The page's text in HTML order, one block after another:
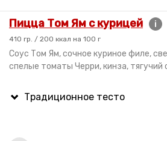
Пицца Том Ям с курицей i
410 гр. / 200 ккал на 100 г
Соус Том Ям, сочное куриное филе,
спелые томаты Черри, кинза, тягучий